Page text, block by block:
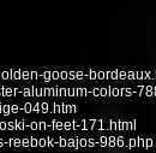
goose-
aluminum-colors-
049.htm
on-feet-171.html
reebok-bajos-986.php